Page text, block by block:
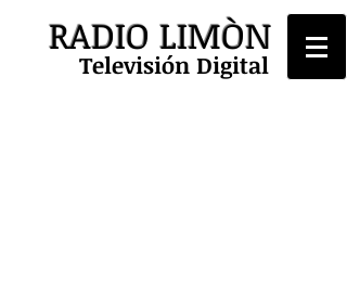
RADIO LIMÒN
Televisión Digital